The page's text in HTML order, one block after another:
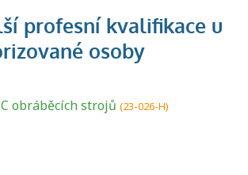
obráběcích strojů (23-026-H)
seznam profesních kvalifikací.